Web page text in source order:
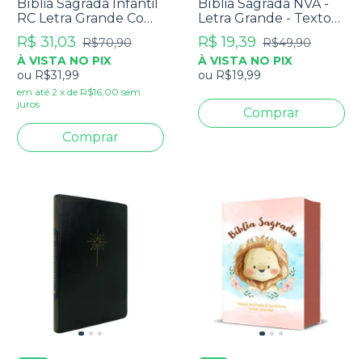
Bíblia Sagrada Infantil
RC Letra Grande Com
Harpa Avivada E
Corinhos Capa Dura
Pequena Estrelas
R$ 31,03 R$70,90
À VISTA NO PIX
ou R$31,99
em até 2 x de R$16,00 sem
juros
Bíblia Sagrada NVA -
Letra Grande - Textos
Coloridos - Capa Dura
Menina Rosa
R$ 19,39 R$49,90
À VISTA NO PIX
ou R$19,99